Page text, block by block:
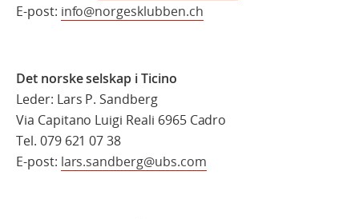
E-post: info@norgesklubben.ch
Det norske selskap i Ticino
Leder: Lars P. Sandberg
Via Capitano Luigi Reali 6965 Cadro
Tel. 079 621 07 38
E-post: lars.sandberg@ubs.com